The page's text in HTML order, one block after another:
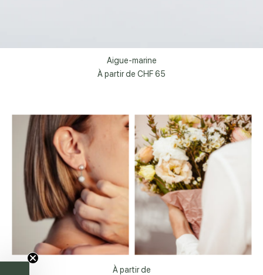
Aigue-marine
À partir de CHF 65
À partir de